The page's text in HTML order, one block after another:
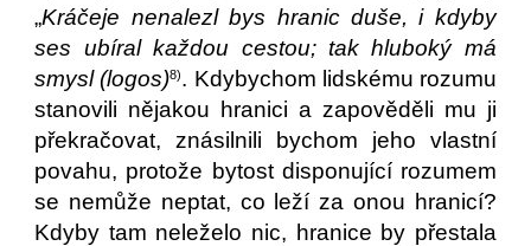
„Kráčeje nenalezl bys hranic duše, i kdyby
ses ubíral každou cestou; tak hluboký má
smysl (logos)8). Kdybychom lidskému rozumu
stanovili nějakou hranici a zapověděli mu ji
překračovat, znásilnili bychom jeho vlastní
povahu, protože bytost disponující rozumem
se nemůže neptat, co leží za onou hranicí?
Kdyby tam neleželo nic, hranice by přestala